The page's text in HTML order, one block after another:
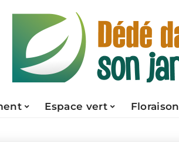
Espace vert Floraison